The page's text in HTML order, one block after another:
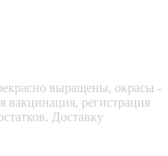
выращены, окрасы -
регистрация
Доставку